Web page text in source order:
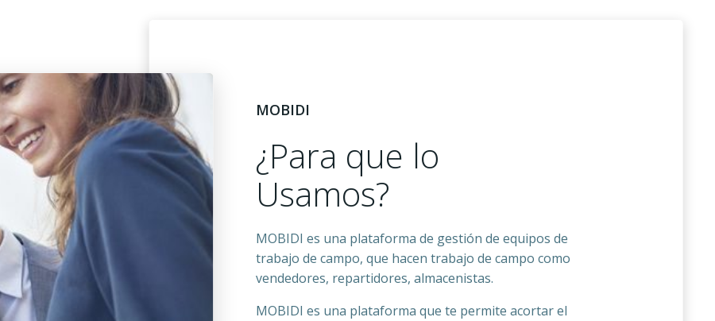
MOBIDI
¿Para que lo
Usamos?
MOBIDI es una plataforma de gestión de equipos de
trabajo de campo, que hacen trabajo de campo como
vendedores, repartidores, almacenistas.
MOBIDI es una plataforma que te permite acortar el